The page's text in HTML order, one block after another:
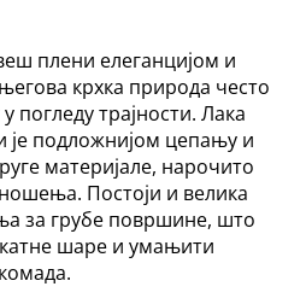
плени елеганцијом и
крхка природа често
погледу трајности. Лака
је подложнијом цепању и
материјале, нарочито
Постоји и велика
за грубе површине, што
шаре и умањити